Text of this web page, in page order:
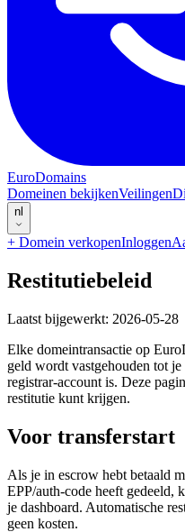
EuroDomains
Domeinen bekijkenVeilingen
nl
+ Domein verkopenInloggen
Restitutiebeleid
Laatst bijgewerkt: 2026-05-28
Elke domeintransactie op
geld wordt vastgehouden tot
registrar-account is. Deze
restitutie kunt krijgen.
Voor transferstart
Als je in escrow hebt betaald
EPP/auth-code heeft gedeeld,
je dashboard. Automatische
geen kosten.